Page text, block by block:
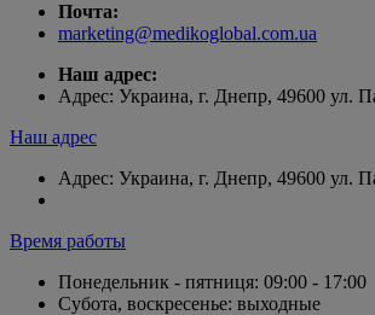
Почта:
marketing@medikoglobal.com.ua
Наш адрес:
Адрес: Украина, г. Днепр, 49600 ул.
Наш адрес
Адрес: Украина, г. Днепр, 49600 ул.
Время работы
Понедельник - пятниця: 09:00 - 17:00
Субота, воскресенье: выходные